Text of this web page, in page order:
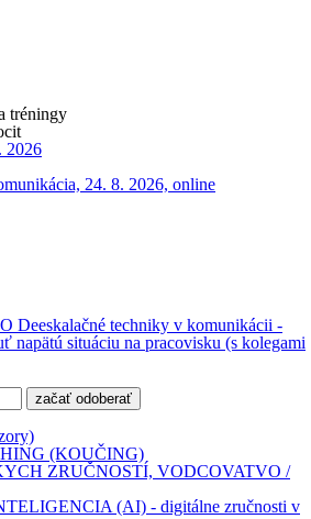
tréningy
techniky v komunikácii -
napätú situáciu na pracovisku (s kolegami
začať odoberať
(KOUČING)
ZRUČNOSTÍ, VODCOVATVO /
(AI) - digitálne zručnosti v